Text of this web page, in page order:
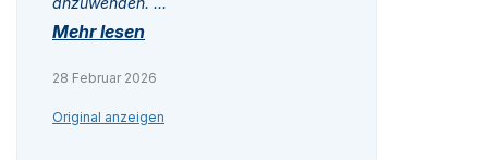
Mehr lesen
28 Februar 2026
Original anzeigen